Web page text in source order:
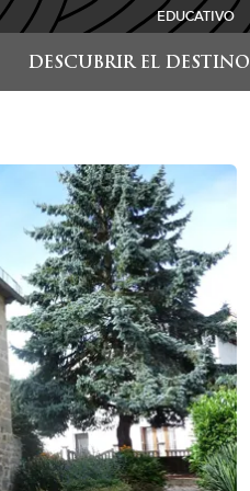
DESCUBRIR EL DESTINO
EDUCATIVO